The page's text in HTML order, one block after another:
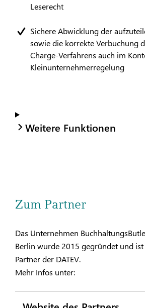
Leserecht
Sichere Abwicklung der
sowie die korrekte Verbuchung
Charge-Verfahrens auch im
Kleinunternehmerregelung
Weitere Funktionen
Zum Partner
Das Unternehmen
Berlin wurde 2015 gegründet und
Partner der DATEV.
Mehr Infos unter: